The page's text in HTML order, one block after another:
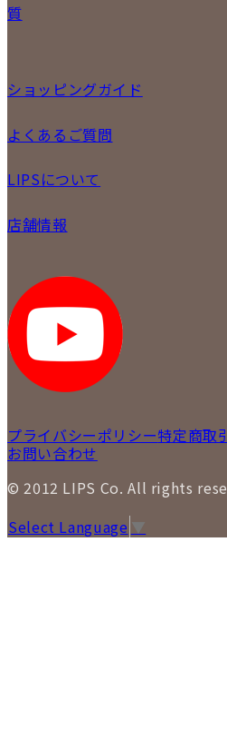
小物
宅配買取
委託販売
LINE査定
買取実績
質
ショッピングガイド
商品について
お支払いについて
保証について
よくあるご質問
商品について
質について
返品について
LIPSについて
各事業部の紹介
STAFFBLOG
SNS
店舗情報
LIPS 新宿店
LIPS 札幌パルコ店
LIPS 札幌白石店
LIPS 通信販売事業部
プライバシーポリシー特定商取
お問い合わせ
© 2012 LIPS Co. All rights
Select Language ▼